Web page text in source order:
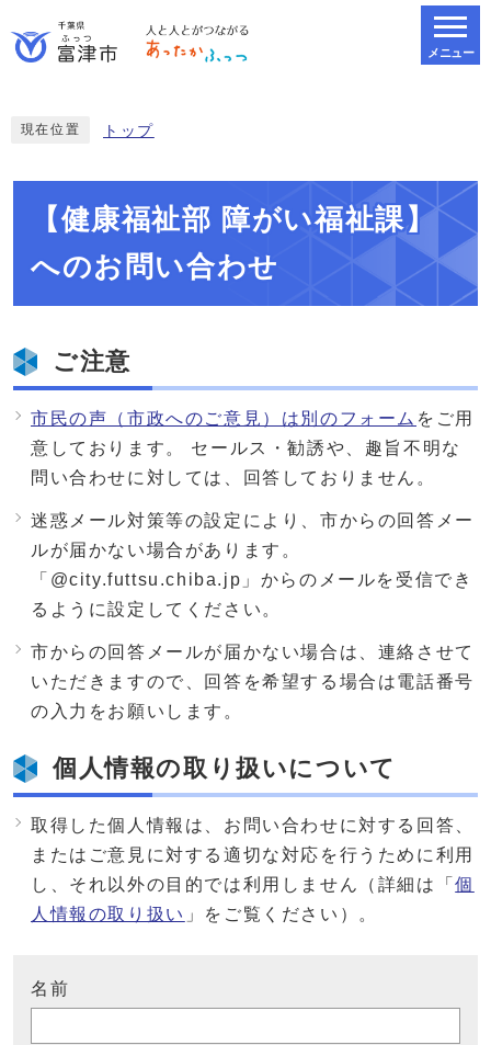
メニュー
現在位置 トップ
【健康福祉部 障がい福祉課】
へのお問い合わせ
ご注意
市民の声（市政へのご意見）は別のフォーム をご用
意しております。 セールス・勧誘や、趣旨不明な
問い合わせに対しては、回答しておりません。
迷惑メール対策等の設定により、市からの回答メー
ルが届かない場合があります。
「@city.futtsu.chiba.jp」からのメールを受信でき
るように設定してください。
市からの回答メールが届かない場合は、連絡させて
いただきますので、回答を希望する場合は電話番号
の入力をお願いします。
個人情報の取り扱いについて
取得した個人情報は、お問い合わせに対する回答、
またはご意見に対する適切な対応を行うために利用
し、それ以外の目的では利用しません（詳細は「個
人情報の取り扱い 」をご覧ください）。
名前